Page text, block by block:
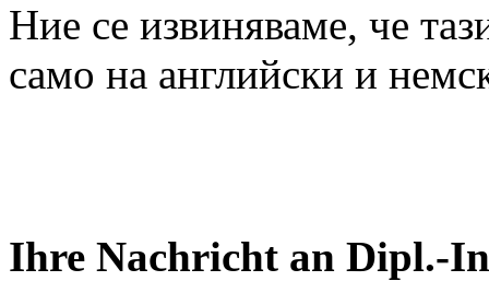
Ние се извиняваме, че
само на английски и
Ihre Nachricht an Dipl.-